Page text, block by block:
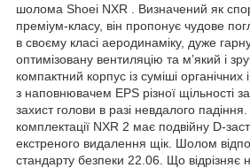
шолома Shoei NXR . Визначений як
преміум-класу, він пропонує чудове
в своєму класі аеродинаміку, дуже
оптимізовану вентиляцію та м’який і
компактний корпус із суміші
з наповнювачем EPS різної щільності
захист голови в разі невдалого
комплектації NXR 2 має подвійну D-
екстреного видалення щік. Шолом
стандарту безпеки 22.06. Що відрізняє